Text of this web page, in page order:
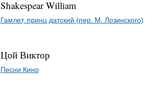
Shakespear William
Гамлет, принц датский (пер. М. Лозинского)
Цой Виктор
Песни Кино